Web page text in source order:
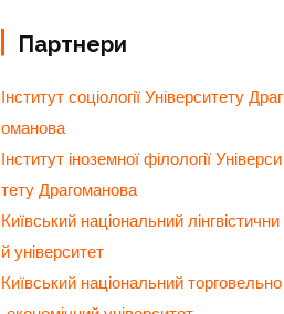
Партнери
Інститут соціології Університету Драг
оманова
Інститут іноземної філології Універси
тету Драгоманова
Київський національний лінгвістични
й університет
Київський національний торговельно